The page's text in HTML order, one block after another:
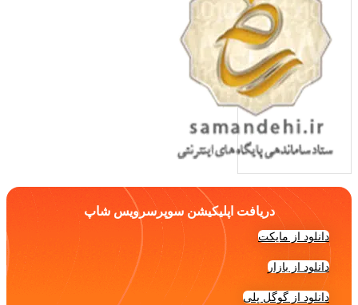
دریافت اپلیکیشن سوپرسرویس شاپ
دانلود از مایکت
دانلود از بازار
دانلود از گوگل پلی